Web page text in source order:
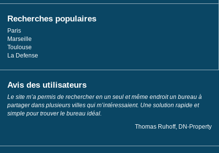
Recherches populaires
Paris
Marseille
Toulouse
La Defense
Avis des utilisateurs
Le site m’a permis de rechercher en un seul et même endroit un bureau à
partager dans plusieurs villes qui m’intéressaient. Une solution rapide et
simple pour trouver le bureau idéal.
Thomas Ruhoff, DN-Property